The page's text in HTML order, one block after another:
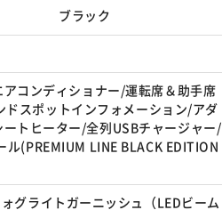
ブラック
コンディショナー/運転席＆助手席
スポットインフォメーション/アダ
トヒーター/全列USBチャージャー/
(PREMIUM LINE BLACK EDITION
グライトガーニッシュ（LEDビーム